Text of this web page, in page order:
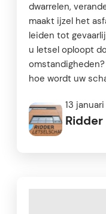
dwarrelen,
maakt ijzel het
leiden tot
u letsel oploopt
hoe wordt uw
13